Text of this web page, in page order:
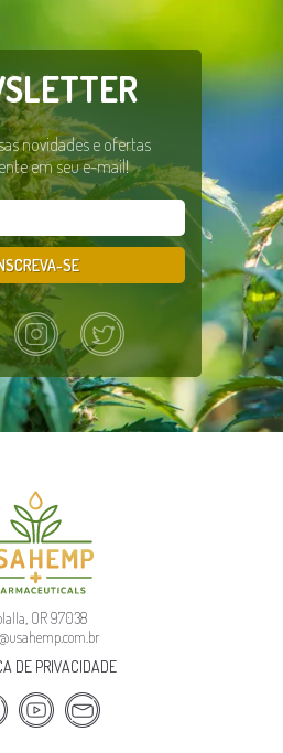
novidades e ofertas
em seu e-mail!
SE
OR 97038
DE PRIVACIDADE